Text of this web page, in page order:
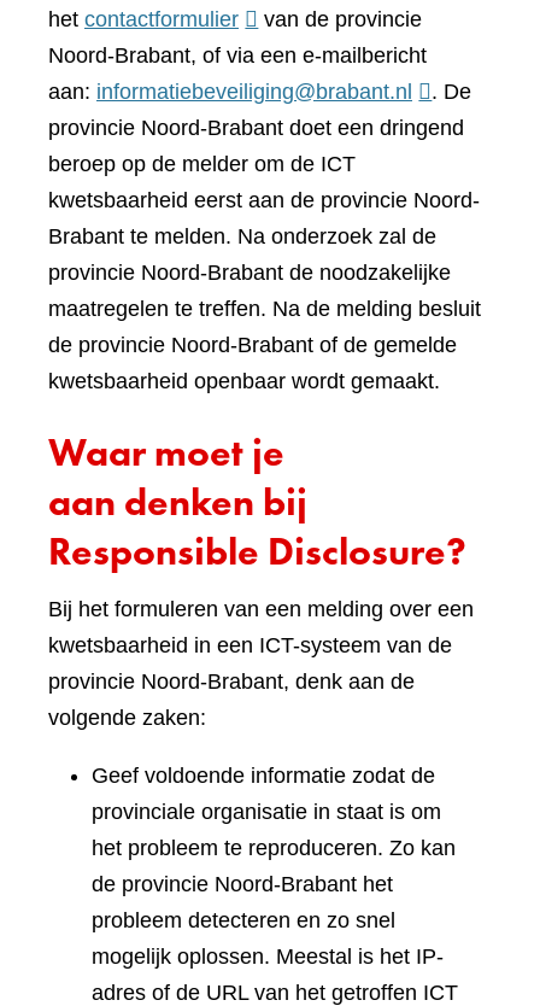
het contactformulier(verwijst
naar
een
andere
website)
van de provincie
Noord-Brabant, of via een e-mailbericht
aan: informatiebeveiliging@brabant.nl
. De
provincie Noord-Brabant doet een dringend
beroep op de melder om de ICT
kwetsbaarheid eerst aan de provincie Noord-
Brabant te melden. Na onderzoek zal de
provincie Noord-Brabant de noodzakelijke
maatregelen te treffen. Na de melding besluit
de provincie Noord-Brabant of de gemelde
kwetsbaarheid openbaar wordt gemaakt.
Waar moet je
aan denken bij
Responsible Disclosure?
Bij het formuleren van een melding over een
kwetsbaarheid in een ICT-systeem van de
provincie Noord-Brabant, denk aan de
volgende zaken:
Geef voldoende informatie zodat de
provinciale organisatie in staat is om
het probleem te reproduceren. Zo kan
de provincie Noord-Brabant het
probleem detecteren en zo snel
mogelijk oplossen. Meestal is het IP-
adres of de URL van het getroffen ICT